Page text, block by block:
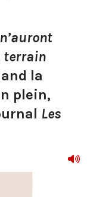
terrain
la
plein,
Les